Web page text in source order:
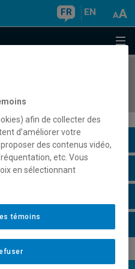
FR EN
afin de collecter des
d’améliorer votre
des contenus vidéo,
etc. Vous
en sélectionnant
témoins